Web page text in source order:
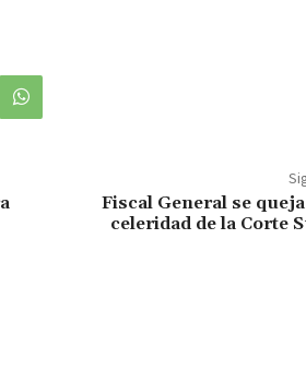
Fiscal General se
celeridad de la Corte